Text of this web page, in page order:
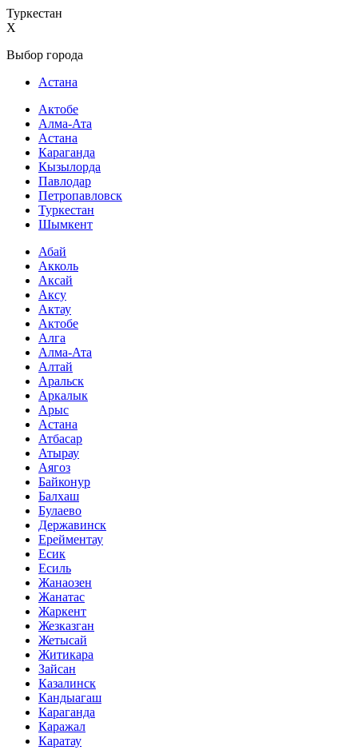
Туркестан
X
Выбор города
Астана
Актобе
Алма-Ата
Астана
Караганда
Кызылорда
Павлодар
Петропавловск
Туркестан
Шымкент
Абай
Акколь
Аксай
Аксу
Актау
Актобе
Алга
Алма-Ата
Алтай
Аральск
Аркалык
Арыс
Астана
Атбасар
Атырау
Аягоз
Байконур
Балхаш
Булаево
Державинск
Ерейментау
Есик
Есиль
Жанаозен
Жанатас
Жаркент
Жезказган
Жетысай
Житикара
Зайсан
Казалинск
Кандыагаш
Караганда
Каражал
Каратау